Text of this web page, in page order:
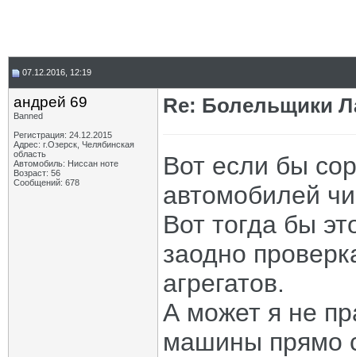
07.12.2016, 12:19
андрей 69
Banned
Регистрация: 24.12.2015
Адрес: г.Озерск, Челябинская
область
Автомобиль: Ниссан ноте
Возраст: 56
Сообщений: 678
Re: Болельщики
Вот если бы
автомобилей
Вот тогда бы
заодно
агрегатов.
А может я не
машины прямо